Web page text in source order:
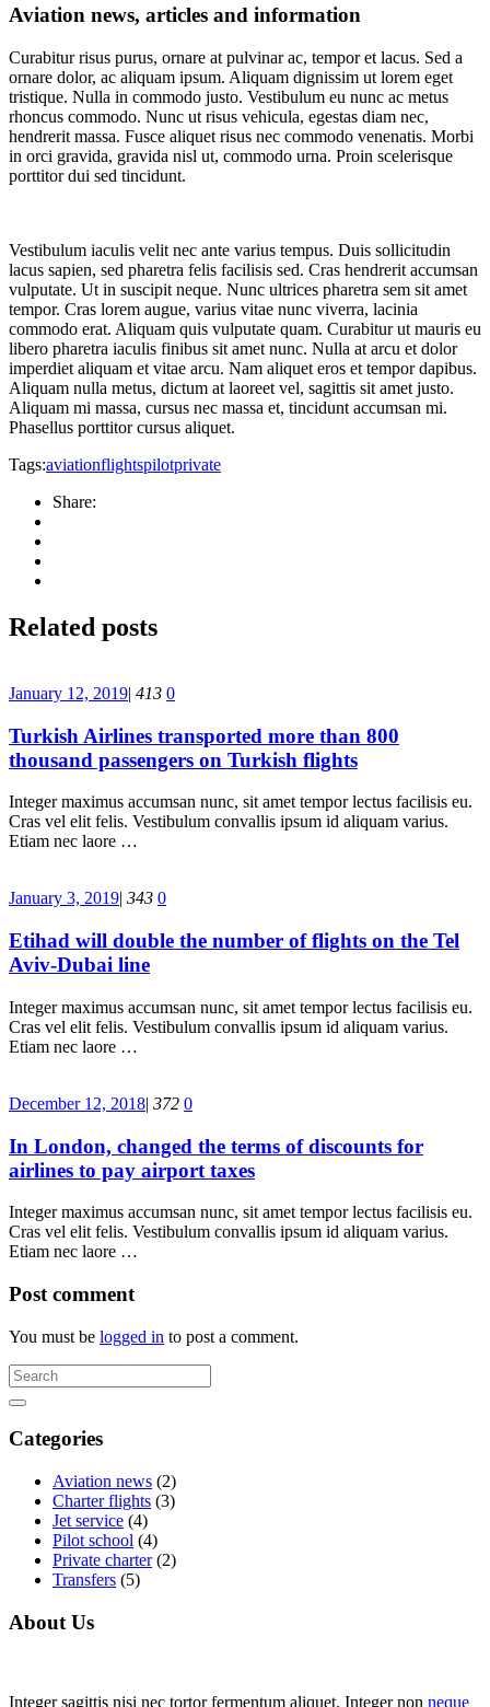
Aviation news, articles and information
Curabitur risus purus, ornare at pulvinar ac, tempor et lacus. Sed a
ornare dolor, ac aliquam ipsum. Aliquam dignissim ut lorem eget
tristique. Nulla in commodo justo. Vestibulum eu nunc ac metus
rhoncus commodo. Nunc ut risus vehicula, egestas diam nec,
hendrerit massa. Fusce aliquet risus nec commodo venenatis. Morbi
in orci gravida, gravida nisl ut, commodo urna. Proin scelerisque
porttitor dui sed tincidunt.
Vestibulum iaculis velit nec ante varius tempus. Duis sollicitudin
lacus sapien, sed pharetra felis facilisis sed. Cras hendrerit accumsan
vulputate. Ut in suscipit neque. Nunc ultrices pharetra sem sit amet
tempor. Cras lorem augue, varius vitae nunc viverra, lacinia
commodo erat. Aliquam quis vulputate quam. Curabitur ut mauris eu
libero pharetra iaculis finibus sit amet nunc. Nulla at arcu et dolor
imperdiet aliquam et vitae arcu. Nam aliquet eros et tempor dapibus.
Aliquam nulla metus, dictum at laoreet vel, sagittis sit amet justo.
Aliquam mi massa, cursus nec massa et, tincidunt accumsan mi.
Phasellus porttitor cursus aliquet.
Tags:aviationflightspilotprivate
Share:
Related posts
January 12, 2019| 413 0
Turkish Airlines transported more than 800
thousand passengers on Turkish flights
Integer maximus accumsan nunc, sit amet tempor lectus facilisis eu.
Cras vel elit felis. Vestibulum convallis ipsum id aliquam varius.
Etiam nec laore …
January 3, 2019| 343 0
Etihad will double the number of flights on the Tel
Aviv-Dubai line
Integer maximus accumsan nunc, sit amet tempor lectus facilisis eu.
Cras vel elit felis. Vestibulum convallis ipsum id aliquam varius.
Etiam nec laore …
December 12, 2018| 372 0
In London, changed the terms of discounts for
airlines to pay airport taxes
Integer maximus accumsan nunc, sit amet tempor lectus facilisis eu.
Cras vel elit felis. Vestibulum convallis ipsum id aliquam varius.
Etiam nec laore …
Post comment
You must be logged in to post a comment.
Categories
Aviation news (2)
Charter flights (3)
Jet service (4)
Pilot school (4)
Private charter(2)
Transfers (5)
About Us
Integer sagittis nisi nec tortor fermentum aliquet. Integer non neque